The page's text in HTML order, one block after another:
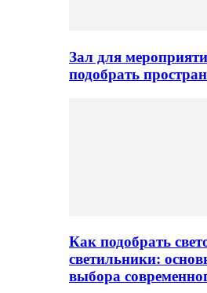
Зал для
подобрать
Как подобрать
светильники:
выбора